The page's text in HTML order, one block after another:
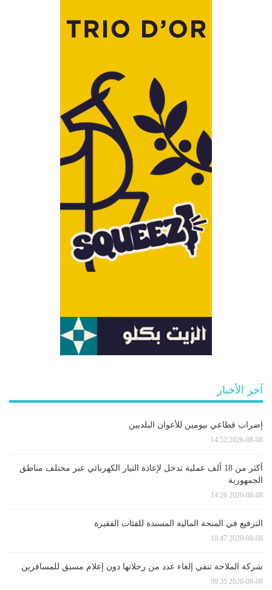
آخر الأخبار
إضراب قطاعي بيومين للأعوان البلديين
2026-08-08 14:52
أكثر من 18 ألف عملية تدخل لإعادة التيار الكهربائي عبر مختلف مناطق
الجمهورية
2026-08-08 14:26
الترفيع في المنحة المالية المسندة للفئات الفقيرة
2026-08-08 10:47
شركة الملاحة تنفي إلغاء عدد من رحلاتها دون إعلام مسبق للمسافرين
2026-08-08 09:35